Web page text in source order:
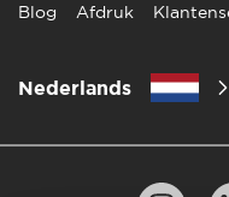
Blog Afdruk
Nederlands